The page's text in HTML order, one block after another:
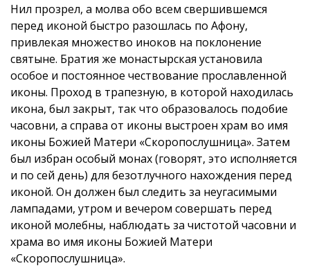
Нил прозрел, а молва обо всем свершившемся
перед иконой быстро разошлась по Афону,
привлекая множество иноков на поклонение
святыне. Братия же монастырская установила
особое и постоянное чествование прославленной
иконы. Проход в трапезную, в которой находилась
икона, был закрыт, так что образовалось подобие
часовни, а справа от иконы выстроен храм во имя
иконы Божией Матери «Скоропослушница». Затем
был избран особый монах (говорят, это исполняется
и по сей день) для безотлучного нахождения перед
иконой. Он должен был следить за неугасимыми
лампадами, утром и вечером совершать перед
иконой молебны, наблюдать за чистотой часовни и
храма во имя иконы Божией Матери
«Скоропослушница».